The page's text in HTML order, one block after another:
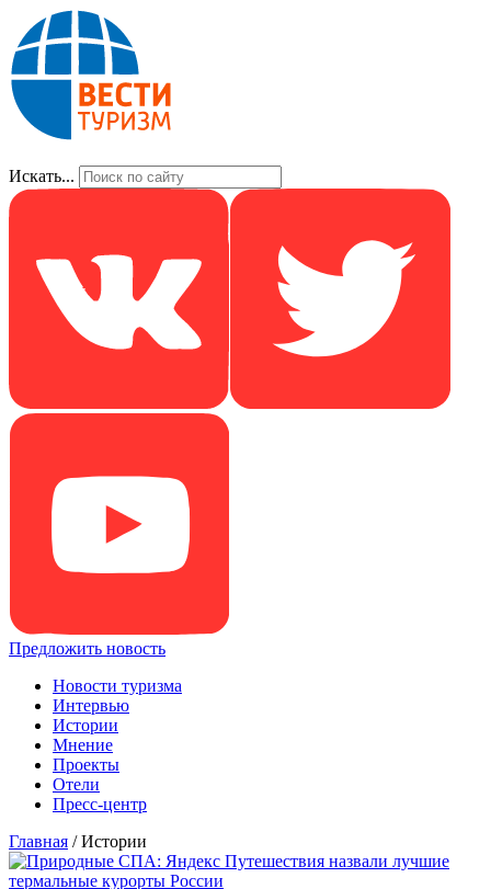
Искать...
Предложить новость
Новости туризма
Интервью
Истории
Мнение
Проекты
Отели
Пресс-центр
Главная /Истории